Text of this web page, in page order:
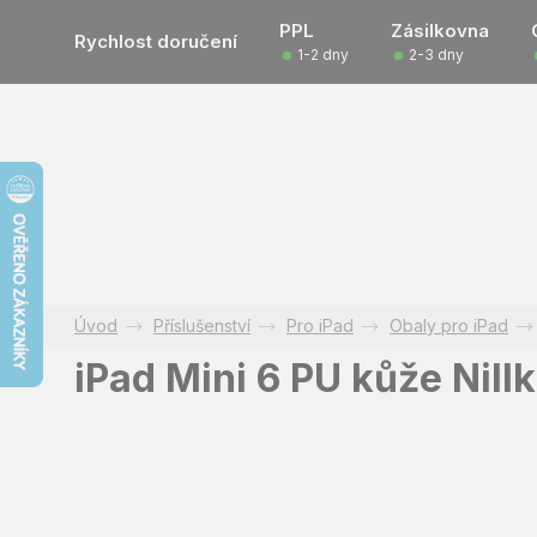
Rychlost doručení PPL Zásilkovna
1-2 dny 2-3 dny
Příslušenství Pro iPad Obaly pro iPad
iPad Mini 6 PU kůže